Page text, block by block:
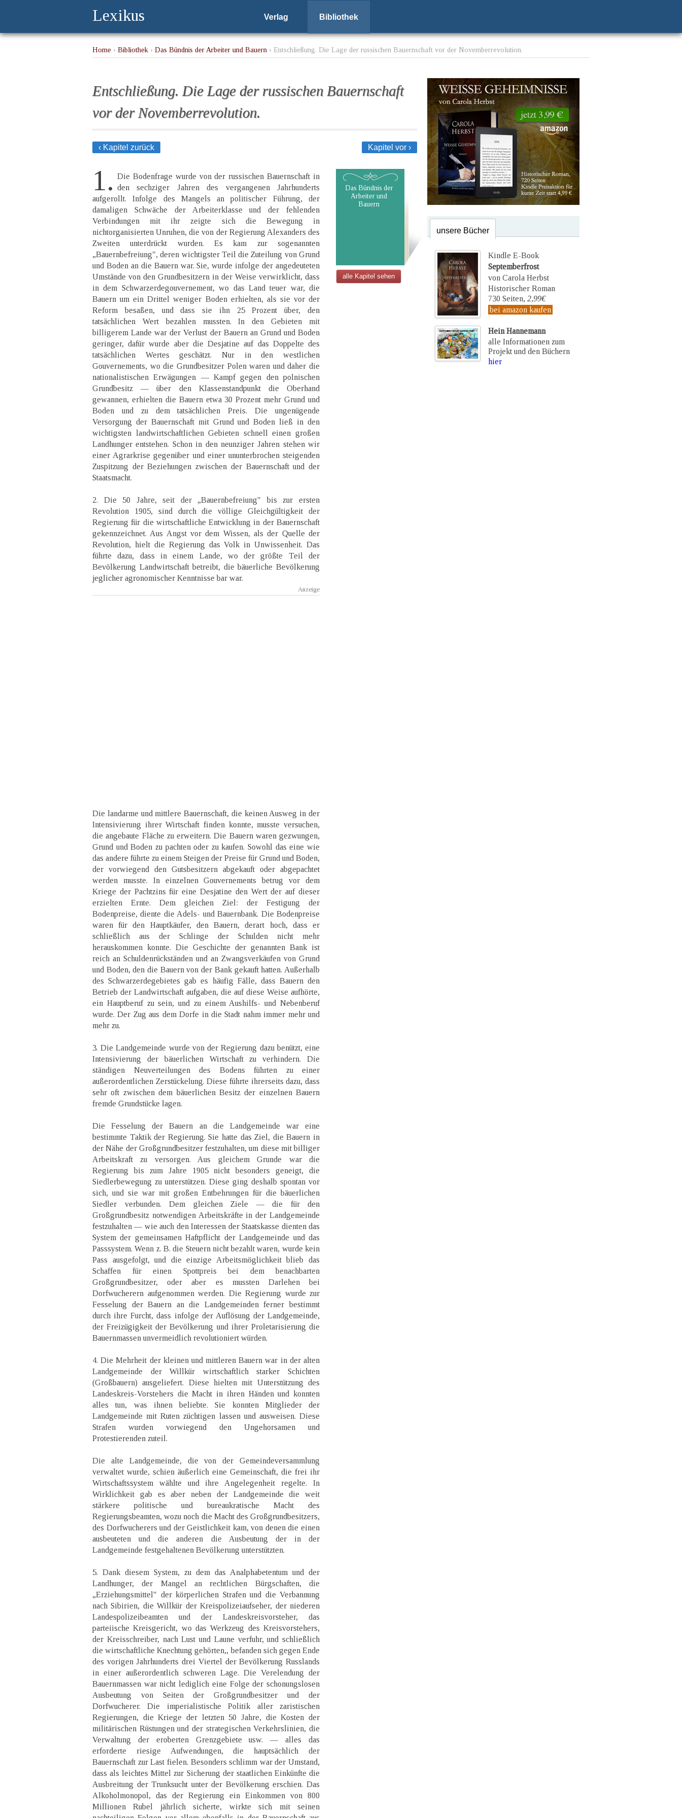
Lexikus Verlag Bibliothek
Home › Bibliothek › Das Bündnis der Arbeiter und Bauern › Entschließung. Die Lage der russischen Bauernschaft vor der Novemberrevolution.
Entschließung. Die Lage der russischen Bauernschaft
vor der Novemberrevolution.
‹ Kapitel zurück Kapitel vor ›
1. Die Bodenfrage wurde von der russischen Bauernschaft in
den sechziger Jahren des vergangenen Jahrhunderts
aufgerollt. Infolge des Mangels an politischer Führung, der
damaligen Schwäche der Arbeiterklasse und der fehlenden
Verbindungen mit ihr zeigte sich die Bewegung in
nichtorganisierten Unruhen, die von der Regierung Alexanders des
Zweiten unterdrückt wurden. Es kam zur sogenannten
„Bauernbefreiung", deren wichtigster Teil die Zuteilung von Grund
und Boden an die Bauern war. Sie, wurde infolge der angedeuteten
Umstände von den Grundbesitzern in der Weise verwirklicht, dass
in dem Schwarzerdegouvernement, wo das Land teuer war, die
Bauern um ein Drittel weniger Boden erhielten, als sie vor der
Reform besaßen, und dass sie ihn 25 Prozent über, den
tatsächlichen Wert bezahlen mussten. In den Gebieten mit
billigerem Lande war der Verlust der Bauern an Grund und Boden
geringer, dafür wurde aber die Desjatine auf das Doppelte des
tatsächlichen Wertes geschätzt. Nur in den westlichen
Gouvernements, wo die Grundbesitzer Polen waren und daher die
nationalistischen Erwägungen — Kampf gegen den polnischen
Grundbesitz — über den Klassenstandpunkt die Oberhand
gewannen, erhielten die Bauern etwa 30 Prozent mehr Grund und
Boden und zu dem tatsächlichen Preis. Die ungenügende
Versorgung der Bauernschaft mit Grund und Boden ließ in den
wichtigsten landwirtschaftlichen Gebieten schnell einen großen
Landhunger entstehen. Schon in den neunziger Jahren stehen wir
einer Agrarkrise gegenüber und einer ununterbrochen steigenden
Zuspitzung der Beziehungen zwischen der Bauernschaft und der
Staatsmacht.
2. Die 50 Jahre, seit der „Bauernbefreiung" bis zur ersten
Revolution 1905, sind durch die völlige Gleichgültigkeit der
Regierung für die wirtschaftliche Entwicklung in der Bauernschaft
gekennzeichnet. Aus Angst vor dem Wissen, als der Quelle der
Revolution, hielt die Regierung das Volk in Unwissenheit. Das
führte dazu, dass in einem Lande, wo der größte Teil der
Bevölkerung Landwirtschaft betreibt, die bäuerliche Bevölkerung
jeglicher agronomischer Kenntnisse bar war.
Die landarme und mittlere Bauernschaft, die keinen Ausweg in der
Intensivierung ihrer Wirtschaft finden konnte, musste versuchen,
die angebaute Fläche zu erweitern. Die Bauern waren gezwungen,
Grund und Boden zu pachten oder zu kaufen. Sowohl das eine wie
das andere führte zu einem Steigen der Preise für Grund und Boden,
der vorwiegend den Gutsbesitzern abgekauft oder abgepachtet
werden musste. In einzelnen Gouvernements betrug vor dem
Kriege der Pachtzins für eine Desjatine den Wert der auf dieser
erzielten Ernte. Dem gleichen Ziel: der Festigung der
Bodenpreise, diente die Adels- und Bauernbank. Die Bodenpreise
waren für den Hauptkäufer, den Bauern, derart hoch, dass er
schließlich aus der Schlinge der Schulden nicht mehr
herauskommen konnte. Die Geschichte der genannten Bank ist
reich an Schuldenrückständen und an Zwangsverkäufen von Grund
und Boden, den die Bauern von der Bank gekauft hatten. Außerhalb
des Schwarzerdegebietes gab es häufig Fälle, dass Bauern den
Betrieb der Landwirtschaft aufgaben, die auf diese Weise aufhörte,
ein Hauptberuf zu sein, und zu einem Aushilfs- und Nebenberuf
wurde. Der Zug aus dem Dorfe in die Stadt nahm immer mehr und
mehr zu.
3. Die Landgemeinde wurde von der Regierung dazu benützt, eine
Intensivierung der bäuerlichen Wirtschaft zu verhindern. Die
ständigen Neuverteilungen des Bodens führten zu einer
außerordentlichen Zerstückelung. Diese führte ihrerseits dazu, dass
sehr oft zwischen dem bäuerlichen Besitz der einzelnen Bauern
fremde Grundstücke lagen.
Die Fesselung der Bauern an die Landgemeinde war eine
bestimmte Taktik der Regierung. Sie hatte das Ziel, die Bauern in
der Nähe der Großgrundbesitzer festzuhalten, um diese mit billiger
Arbeitskraft zu versorgen. Aus gleichem Grunde war die
Regierung bis zum Jahre 1905 nicht besonders geneigt, die
Siedlerbewegung zu unterstützen. Diese ging deshalb spontan vor
sich, und sie war mit großen Entbehrungen für die bäuerlichen
Siedler verbunden. Dem gleichen Ziele — die für den
Großgrundbesitz notwendigen Arbeitskräfte in der Landgemeinde
festzuhalten — wie auch den Interessen der Staatskasse dienten das
System der gemeinsamen Haftpflicht der Landgemeinde und das
Passsystem. Wenn z. B. die Steuern nicht bezahlt waren, wurde kein
Pass ausgefolgt, und die einzige Arbeitsmöglichkeit blieb das
Schaffen für einen Spottpreis bei dem benachbarten
Großgrundbesitzer, oder aber es mussten Darlehen bei
Dorfwucherern aufgenommen werden. Die Regierung wurde zur
Fesselung der Bauern an die Landgemeinden ferner bestimmt
durch ihre Furcht, dass infolge der Auflösung der Landgemeinde,
der Freizügigkeit der Bevölkerung und ihrer Proletarisierung die
Bauernmassen unvermeidlich revolutioniert würden.
4. Die Mehrheit der kleinen und mittleren Bauern war in der alten
Landgemeinde der Willkür wirtschaftlich starker Schichten
(Großbauern) ausgeliefert. Diese hielten mit Unterstützung des
Landeskreis-Vorstehers die Macht in ihren Händen und konnten
alles tun, was ihnen beliebte. Sie konnten Mitglieder der
Landgemeinde mit Ruten züchtigen lassen und ausweisen. Diese
Strafen wurden vorwiegend den Ungehorsamen und
Protestierenden zuteil.
Die alte Landgemeinde, die von der Gemeindeversammlung
verwaltet wurde, schien äußerlich eine Gemeinschaft, die frei ihr
Wirtschaftssystem wählte und ihre Angelegenheit regelte. In
Wirklichkeit gab es aber neben der Landgemeinde die weit
stärkere politische und bureaukratische Macht des
Regierungsbeamten, wozu noch die Macht des Großgrundbesitzers,
des Dorfwucherers und der Geistlichkeit kam, von denen die einen
ausbeuteten und die anderen die Ausbeutung der in der
Landgemeinde festgehaltenen Bevölkerung unterstützten.
5. Dank diesem System, zu dem das Analphabetentum und der
Landhunger, der Mangel an rechtlichen Bürgschaften, die
„Erziehungsmittel" der körperlichen Strafen und die Verbannung
nach Sibirien, die Willkür der Kreispolizeiaufseher, der niederen
Landespolizeibeamten und der Landeskreisvorsteher, das
parteiische Kreisgericht, wo das Werkzeug des Kreisvorstehers,
der Kreisschreiber, nach Lust und Laune verfuhr, und schließlich
die wirtschaftliche Knechtung gehörten,, befanden sich gegen Ende
des vorigen Jahrhunderts drei Viertel der Bevölkerung Russlands
in einer außerordentlich schweren Lage. Die Verelendung der
Bauernmassen war nicht lediglich eine Folge der schonungslosen
Ausbeutung von Seiten der Großgrundbesitzer und der
Dorfwucherer. Die imperialistische Politik aller zaristischen
Regierungen, die Kriege der letzten 50 Jahre, die Kosten der
militärischen Rüstungen und der strategischen Verkehrslinien, die
Verwaltung der eroberten Grenzgebiete usw. — alles das
erforderte riesige Aufwendungen, die hauptsächlich der
Bauernschaft zur Last fielen. Besonders schlimm war der Umstand,
dass als leichtes Mittel zur Sicherung der staatlichen Einkünfte die
Ausbreitung der Trunksucht unter der Bevölkerung erschien. Das
Alkoholmonopol, das der Regierung ein Einkommen von 800
Millionen Rubel jährlich sicherte, wirkte sich mit seinen
Das Bündnis der
Arbeiter und
Bauern
alle Kapitel sehen
unsere Bücher
Kindle E-Book
Septemberfrost
von Carola Herbst
Historischer Roman
730 Seiten, 2,99€
bei amazon kaufen
Hein Hannemann
alle Informationen zum
Projekt und den Büchern
hier